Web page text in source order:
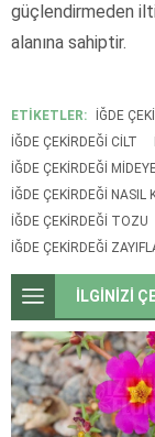
güçlendirmeden
alanına sahiptir.
ETİKETLER: IĞDE
İĞDE ÇEKIRDEĞI CILT
İĞDE ÇEKIRDEĞI
İĞDE ÇEKIRDEĞI NASIL
İĞDE ÇEKIRDEĞI TOZU
İĞDE ÇEKIRDEĞI
İLGİNİZİ